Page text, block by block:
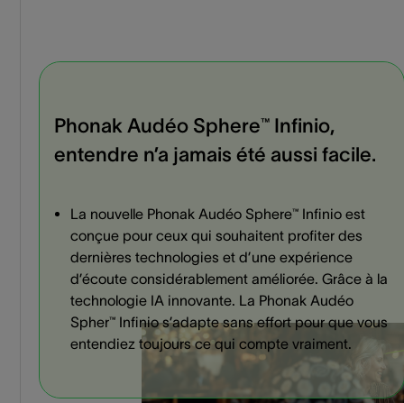
Phonak Audéo Sphere™ Infinio,
entendre n’a jamais été aussi facile.
La nouvelle Phonak Audéo Sphere™ Infinio est
conçue pour ceux qui souhaitent profiter des
dernières technologies et d’une expérience
d’écoute considérablement améliorée. Grâce à la
technologie IA innovante. La Phonak Audéo
Spher™ Infinio s’adapte sans effort pour que vous
entendiez toujours ce qui compte vraiment.